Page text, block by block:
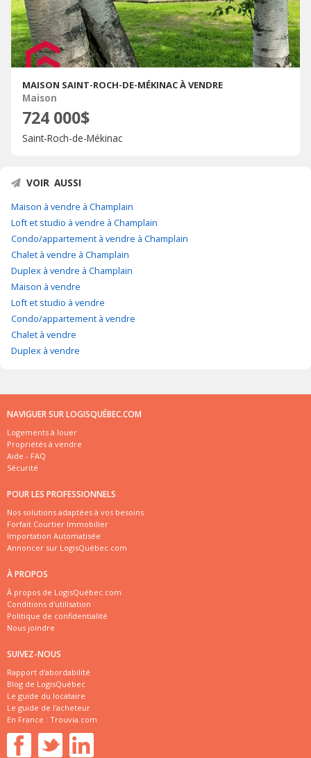
MAISON SAINT-ROCH-DE-MÉKINAC À VENDRE
Maison
724 000$
Saint-Roch-de-Mékinac
VOIR AUSSI
Maison à vendre à Champlain
Loft et studio à vendre à Champlain
Condo/appartement à vendre à Champlain
Chalet à vendre à Champlain
Duplex à vendre à Champlain
Maison à vendre
Loft et studio à vendre
Condo/appartement à vendre
Chalet à vendre
Duplex à vendre
NAVIGUER SUR LOGISQUÉBEC.COM
Logements à louer
Propriétés à vendre
Aide - FAQ
Sécurité
POUR LES PROFESSIONNELS
Nos solutions adaptées à vos besoins
Forfait Courtier Immobilier
Importation Automatisée
Annoncer sur LogisQuébec.com
À PROPOS
À propos de LogisQuébec.com
Conditions d'utilisation
Politique de confidentialité
Nous joindre
SUIVEZ-NOUS
Rapport d'abordabilité
Blog de LogisQuébec
Le guide du locataire
Le guide de l'acheteur
En France : Trouvia.com